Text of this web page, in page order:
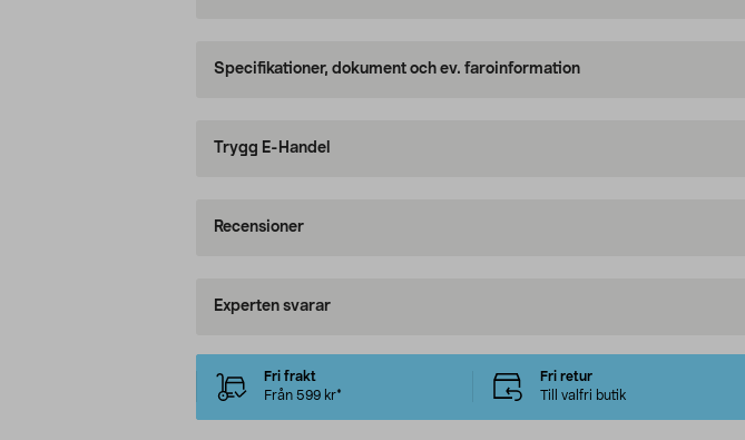
Specifikationer, dokument och ev. faroinformation
Trygg E-Handel
Recensioner
Experten svarar
Fri frakt
Från 599 kr*
Fri retur
Till valfri butik